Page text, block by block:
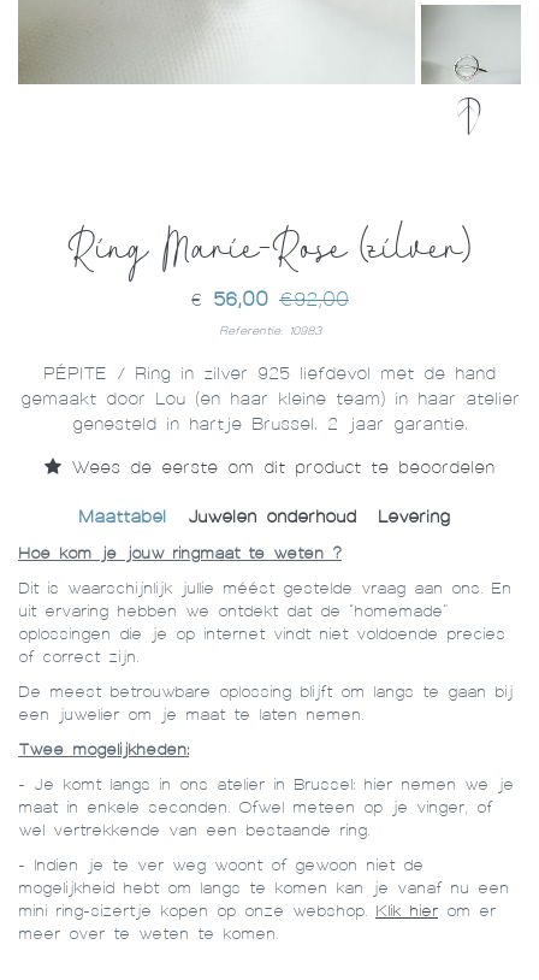
Ring Marie-Rose (zilver)
€ 56,00 €92,00
Referentie: 10983
PÉPITE / Ring in zilver 925 liefdevol met de hand
gemaakt door Lou (en haar kleine team) in haar atelier
genesteld in hartje Brussel. 2 jaar garantie.
Wees de eerste om dit product te beoordelen
Maattabel Juwelen onderhoud Levering
Hoe kom je jouw ringmaat te weten ?
Dit is waarschijnlijk jullie méést gestelde vraag aan ons. En
uit ervaring hebben we ontdekt dat de “homemade”
oplossingen die je op internet vindt niet voldoende precies
of correct zijn.
De meest betrouwbare oplossing blijft om langs te gaan bij
een juwelier om je maat te laten nemen.
Twee mogelijkheden:
- Je komt langs in ons atelier in Brussel: hier nemen we je
maat in enkele seconden. Ofwel meteen op je vinger, of
wel vertrekkende van een bestaande ring.
- Indien je te ver weg woont of gewoon niet de
mogelijkheid hebt om langs te komen kan je vanaf nu een
mini ring-sizertje kopen op onze webshop. Klik hier om er
meer over te weten te komen.